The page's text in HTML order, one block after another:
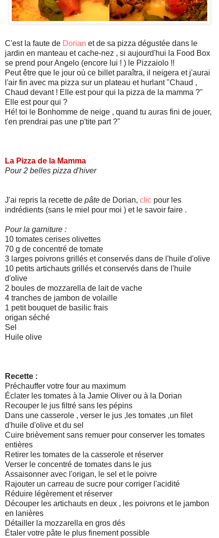
C'est la faute de Dorian et de sa pizza dégustée dans le
jardin en manteau et cache-nez , si aujourd'hui la Food Box
se prend pour Angelo (encore lui ! ) le Pizzaiolo !!
Peut être que le jour où ce billet paraîtra, il neigera et j'aurai
l'air fin avec ma pizza sur un plateau et hurlant "Chaud ,
Chaud devant ! Elle est pour qui la pizza de la mamma ?"
Elle est pour qui ?
Hé! toi le Bonhomme de neige , quand tu auras fini de jouer,
t'en prendrai pas une p'tite part ?"
La Pizza de la Mamma
Pour 2 belles pizza d'hiver
J'ai repris la recette de pâte de Dorian, clic pour les
indrédients (sans le miel pour moi ) et le savoir faire .
Pour la garniture :
10 tomates cerises olivettes
70 g de concentré de tomate
3 larges poivrons grillés et conservés dans de l'huile d'olive
10 petits artichauts grillés et conservés dans de l'huile
d'olive
2 boules de mozzarella de lait de vache
4 tranches de jambon de volaille
1 petit bouquet de basilic frais
origan séché
Sel
Huile olive
Recette :
Préchauffer votre four au maximum
Éclater les tomates à la Jamie Oliver ou à la Dorian
Recouper le jus filtré sans les pépins
Dans une casserole , verser le jus ,les tomates ,un filet
d'huile d'olive et du sel
Cuire brièvement sans remuer pour conserver les tomates
entières
Retirer les tomates de la casserole et réserver
Verser le concentré de tomates dans le jus
Assaisonner avec l'origan, le sel et le poivre
Rajouter un carreau de sucre pour corriger l'acidité
Réduire légèrement et réserver
Découper les artichauts en deux , les poivrons et le jambon
en lanières
Détailler la mozzarella en gros dés
Étaler votre pâte le plus finement possible